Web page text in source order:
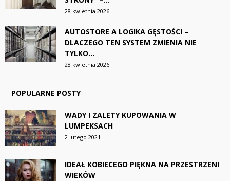
28 kwietnia 2026
AUTOSTORE A LOGIKA GĘSTOŚCI –
DLACZEGO TEN SYSTEM ZMIENIA NIE
TYLKO...
28 kwietnia 2026
POPULARNE POSTY
WADY I ZALETY KUPOWANIA W
LUMPEKSACH
2 lutego 2021
IDEAŁ KOBIECEGO PIĘKNA NA PRZESTRZENI
WIEKÓW